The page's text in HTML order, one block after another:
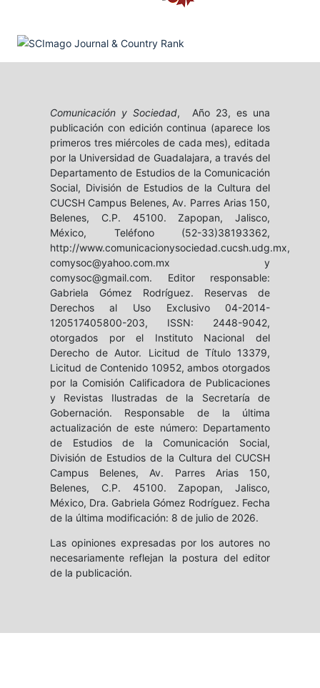
Comunicación y Sociedad, Año 23, es una
publicación con edición continua (aparece los
primeros tres miércoles de cada mes), editada
por la Universidad de Guadalajara, a través del
Departamento de Estudios de la Comunicación
Social, División de Estudios de la Cultura del
CUCSH Campus Belenes, Av. Parres Arias 150,
Belenes, C.P. 45100. Zapopan, Jalisco,
México, Teléfono (52-33)38193362,
http://www.comunicacionysociedad.cucsh.udg.mx,
comysoc@yahoo.com.mx y
comysoc@gmail.com. Editor responsable:
Gabriela Gómez Rodríguez. Reservas de
Derechos al Uso Exclusivo 04-2014-
120517405800-203, ISSN: 2448-9042,
otorgados por el Instituto Nacional del
Derecho de Autor. Licitud de Título 13379,
Licitud de Contenido 10952, ambos otorgados
por la Comisión Calificadora de Publicaciones
y Revistas Ilustradas de la Secretaría de
Gobernación. Responsable de la última
actualización de este número: Departamento
de Estudios de la Comunicación Social,
División de Estudios de la Cultura del CUCSH
Campus Belenes, Av. Parres Arias 150,
Belenes, C.P. 45100. Zapopan, Jalisco,
México, Dra. Gabriela Gómez Rodríguez. Fecha
de la última modificación: 8 de julio de 2026.
Las opiniones expresadas por los autores no
necesariamente reflejan la postura del editor
de la publicación.